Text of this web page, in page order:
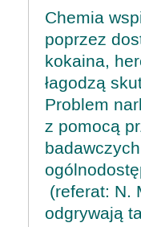
Chemia
poprzez
kokaina,
łagodzą
Problem
z pomocą
(referat: N.
odgrywają